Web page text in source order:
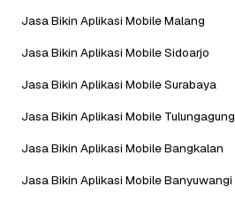
Jasa Bikin Aplikasi Mobile Malang
Jasa Bikin Aplikasi Mobile Sidoarjo
Jasa Bikin Aplikasi Mobile Surabaya
Jasa Bikin Aplikasi Mobile Tulungagung
Jasa Bikin Aplikasi Mobile Bangkalan
Jasa Bikin Aplikasi Mobile Banyuwangi